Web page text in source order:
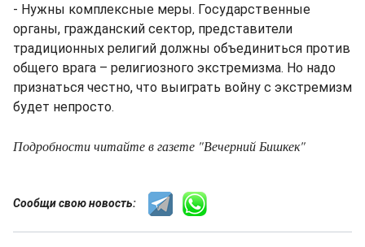
- Нужны комплексные меры. Государственные
органы, гражданский сектор, представители
традиционных религий должны объединиться против
общего врага – религиозного экстремизма. Но надо
признаться честно, что выиграть войну с экстремизм
будет непросто.
Подробности читайте в газете "Вечерний Бишкек"
Сообщи свою новость: